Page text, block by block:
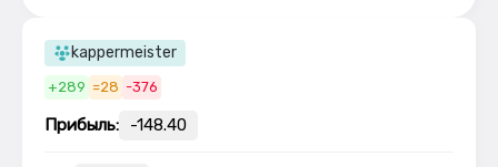
kappermeister
+289 =28 -376
Прибыль: -148.40